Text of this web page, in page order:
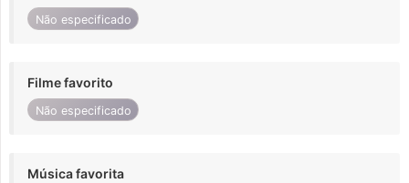
Não especificado
Filme favorito
Não especificado
Música favorita